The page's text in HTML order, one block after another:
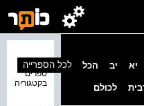
יא יב הכל
לכולם
ספרים
בקטגוריה
לכל הספרייה